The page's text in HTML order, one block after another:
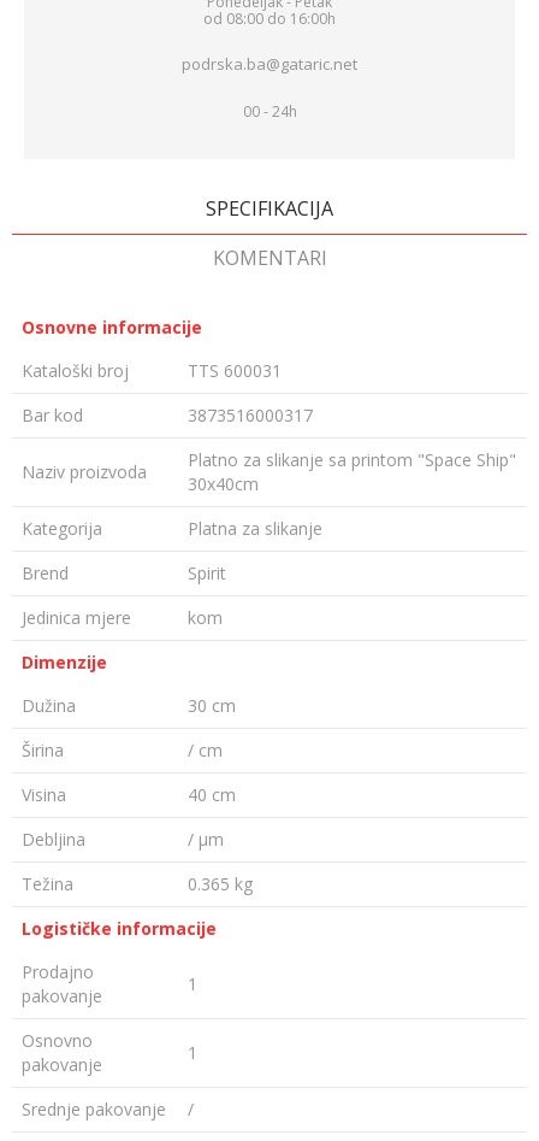
od 08:00 do 16:00h
podrska.ba@gataric.net
00 - 24h
SPECIFIKACIJA
KOMENTARI
Osnovne informacije
Kataloški broj
TTS 600031
Bar kod
3873516000317
Naziv proizvoda
Platno za slikanje sa printom "Space Ship"
30x40cm
Kategorija
Platna za slikanje
Brend
Spirit
Jedinica mjere
kom
Dimenzije
Dužina
30 cm
Širina
/ cm
Visina
40 cm
Debljina
/ µm
Težina
0.365 kg
Logističke informacije
Prodajno
pakovanje
1
Osnovno
pakovanje
1
Srednje pakovanje
/